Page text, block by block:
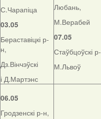
С.Чарапіца
03.05
Бераставіцкі р-
н,
Дз.Вінчэўскі
і Д.Мартэнс
Любань,
М.Верабей
07.05
Стаўбцоўскі
М.Львоў
06.05
Гродзенскі р-н,